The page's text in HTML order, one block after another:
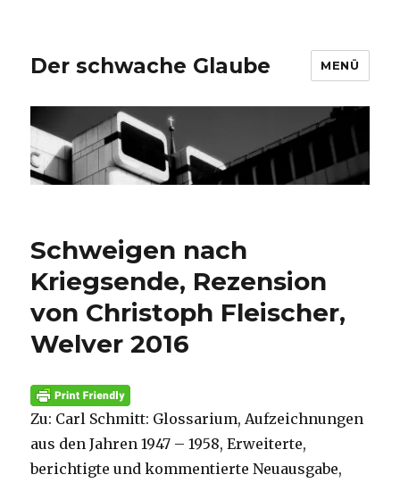
Der schwache Glaube MENÜ
Schweigen nach
Kriegsende, Rezension
von Christoph Fleischer,
Welver 2016
Zu: Carl Schmitt: Glossarium, Aufzeichnungen
aus den Jahren 1947 – 1958, Erweiterte,
berichtigte und kommentierte Neuausgabe,